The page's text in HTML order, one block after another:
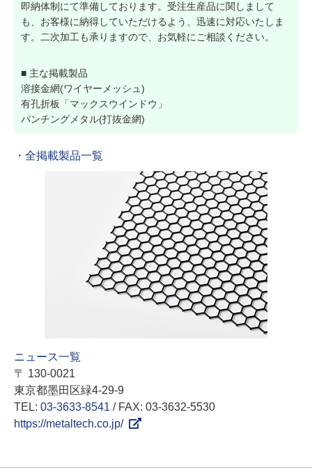
即納体制にて準備しております。受注生産品に関しまして
も、お客様に納得していただけるよう、迅速に対応いたしま
す。二次加工も承りますので、お気軽にご相談ください。
■ 主な掲載製品
溶接金網(ワイヤーメッシュ)
有孔折板「マックスウインドウ」
パンチングメタル(打抜金網)
・全掲載製品一覧
ニュース一覧
〒 130-0021
東京都墨田区緑4-29-9
TEL: 03-3633-8541 / FAX: 03-3632-5530
https://metaltech.co.jp/